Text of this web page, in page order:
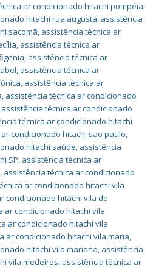
ar condicionado hitachi pompéia,
hitachi rua augusta, assistência
sacomã, assistência técnica ar
, assistência técnica ar
, assistência técnica ar
, assistência técnica ar
, assistência técnica ar
, assistência técnica ar condicionado
assistência técnica ar condicionado
técnica ar condicionado hitachi
condicionado hitachi são paulo,
hitachi saúde, assistência
SP, assistência técnica ar
, assistência técnica ar condicionado
ar condicionado hitachi vila
condicionado hitachi vila do
ar condicionado hitachi vila
ar condicionado hitachi vila
ar condicionado hitachi vila maria,
hitachi vila mariana, assistência
vila medeiros, assistência técnica ar